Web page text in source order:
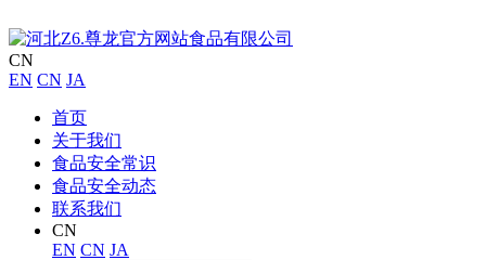
CN
EN CN JA
首页
关于我们
食品安全常识
食品安全动态
联系我们
CN
EN CN JA